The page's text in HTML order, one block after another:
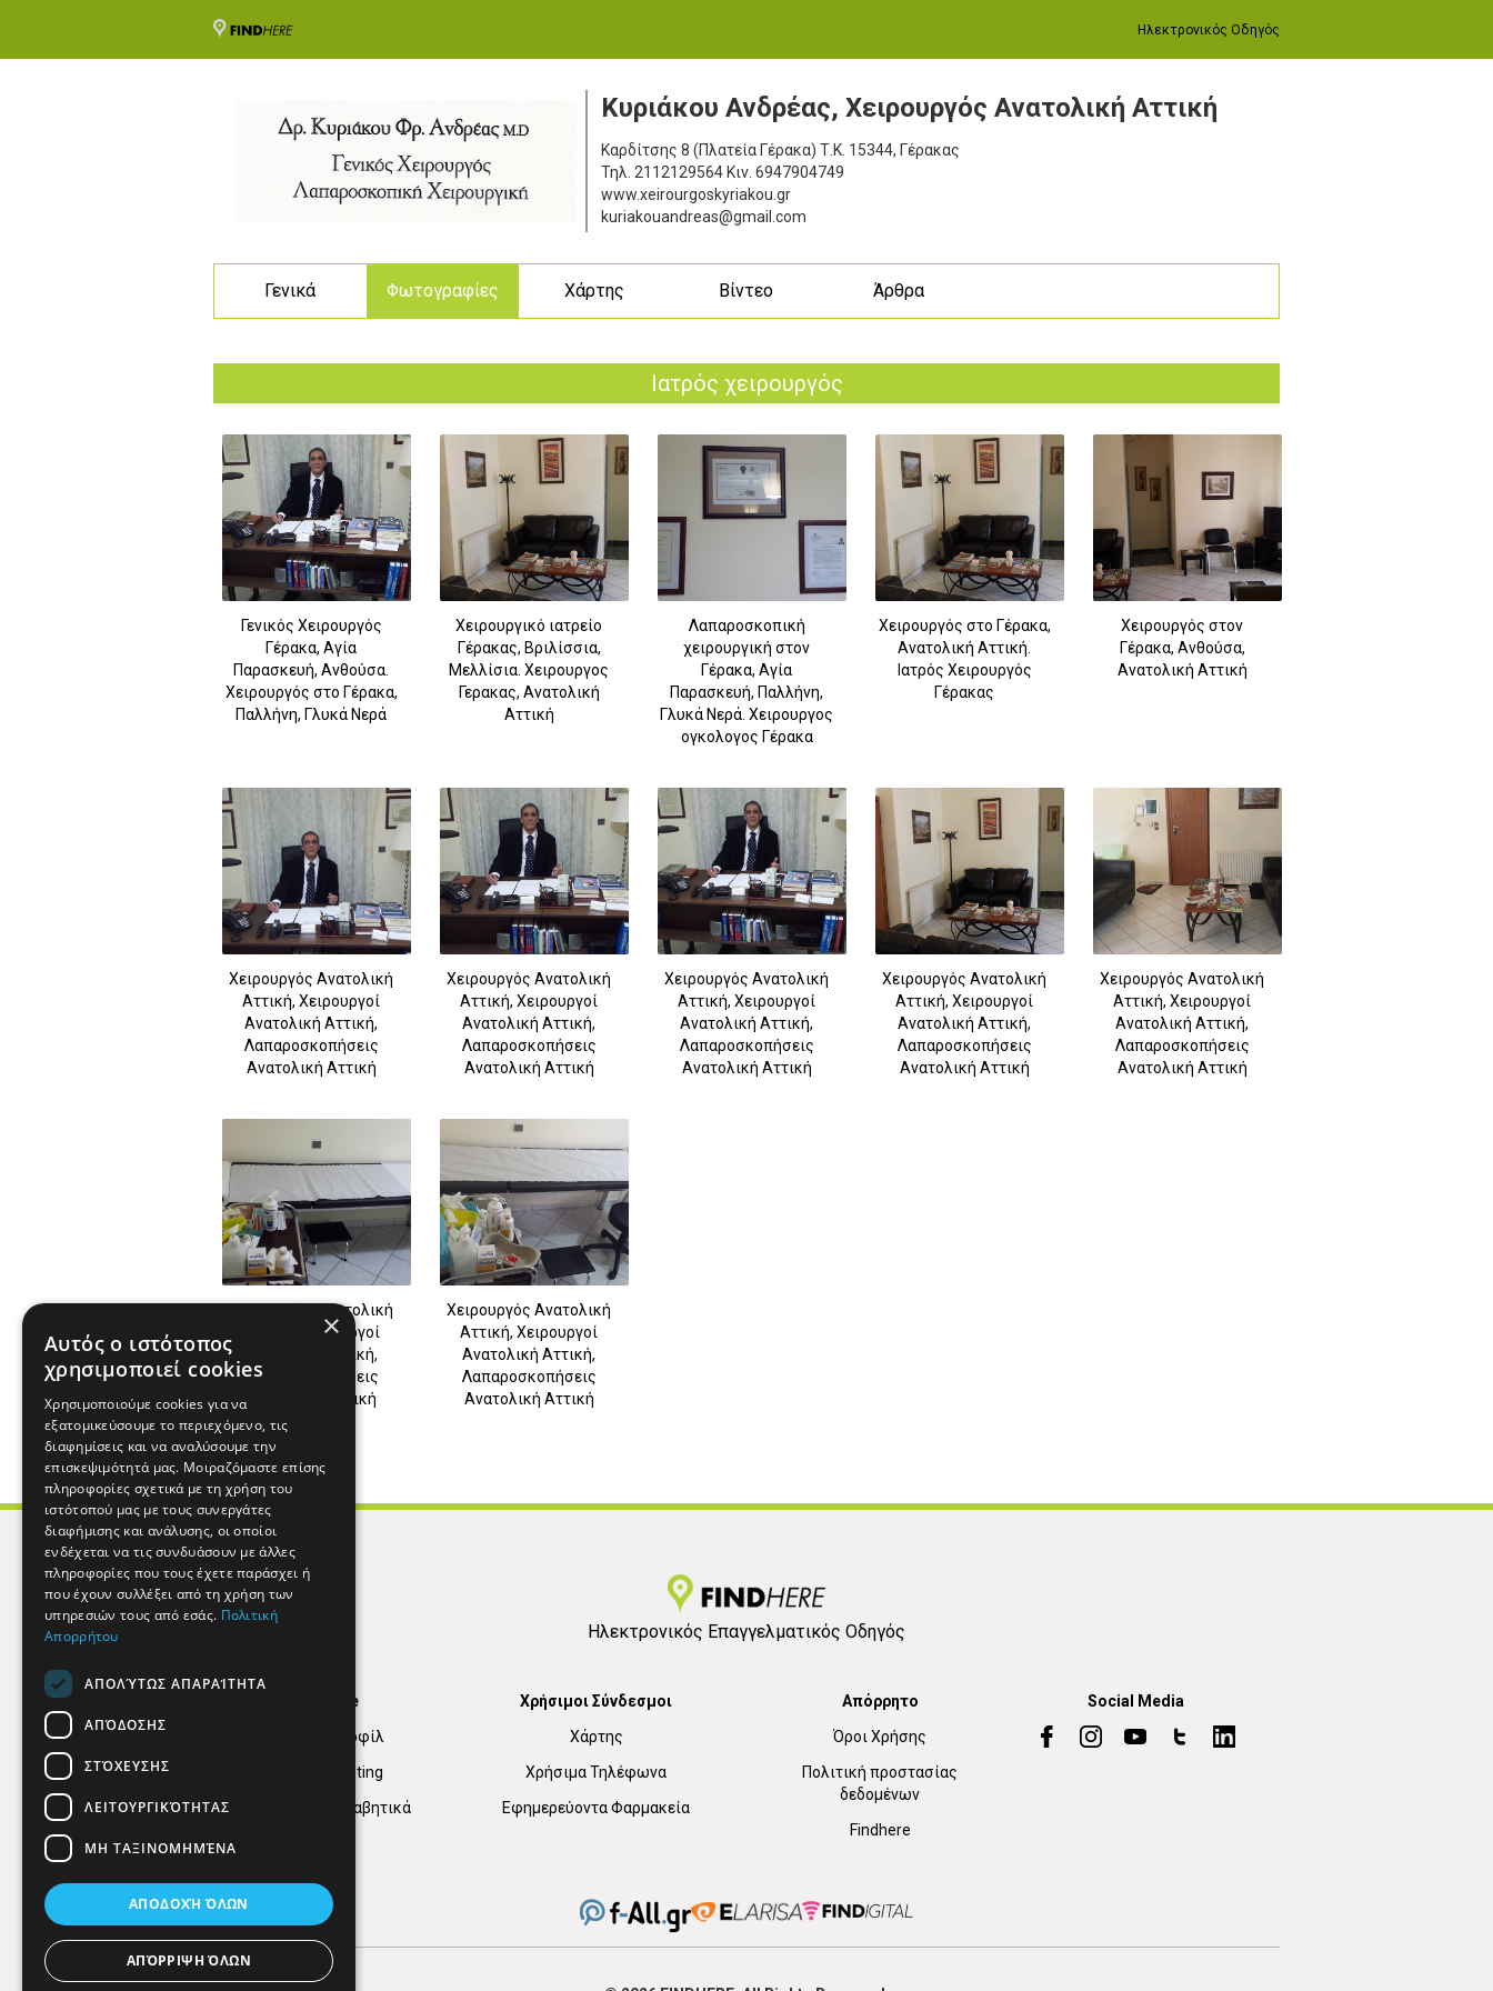
Ηλεκτρονικός Οδηγός
Κυριάκου Ανδρέας, Χειρουργός Ανατολική Αττική
Καρδίτσης 8 (Πλατεία Γέρακα) Τ.Κ. 15344, Γέρακας
Τηλ. 2112129564 Κιν. 6947904749
www.xeirourgoskyriakou.gr
kuriakouandreas@gmail.com
Γενικά Φωτογραφίες Χάρτης Βίντεο Άρθρα
Ιατρός χειρουργός
Γενικός Χειρουργός
Γέρακα, Αγία
Παρασκευή, Ανθούσα.
Χειρουργός στο Γέρακα,
Παλλήνη, Γλυκά Νερά
Χειρουργικό ιατρείο
Γέρακας, Βριλίσσια,
Μελλίσια. Χειρουργος
Γερακας, Ανατολική
Αττική
Λαπαροσκοπική
χειρουργική στον
Γέρακα, Αγία
Παρασκευή, Παλλήνη,
Γλυκά Νερά. Χειρουργος
ογκολογος Γέρακα
Χειρουργός στο Γέρακα,
Ανατολική Αττική.
Ιατρός Χειρουργός
Γέρακας
Χειρουργός στον
Γέρακα, Ανθούσα,
Ανατολική Αττική
Χειρουργός Ανατολική
Αττική, Χειρουργοί
Ανατολική Αττική,
Λαπαροσκοπήσεις
Ανατολική Αττική
Χειρουργός Ανατολική
Αττική, Χειρουργοί
Ανατολική Αττική,
Λαπαροσκοπήσεις
Ανατολική Αττική
Χειρουργός Ανατολική
Αττική, Χειρουργοί
Ανατολική Αττική,
Λαπαροσκοπήσεις
Ανατολική Αττική
Χειρουργός Ανατολική
Αττική, Χειρουργοί
Ανατολική Αττική,
Λαπαροσκοπήσεις
Ανατολική Αττική
Χειρουργός Ανατολική
Αττική, Χειρουργοί
Ανατολική Αττική,
Λαπαροσκοπήσεις
Ανατολική Αττική
Χειρουργός Ανατολική
Αττική, Χειρουργοί
Ανατολική Αττική,
Λαπαροσκοπήσεις
Ανατολική Αττική
Χειρουργός Ανατολική
Αττική, Χειρουργοί
Ανατολική Αττική,
Λαπαροσκοπήσεις
Ανατολική Αττική
12
Ηλεκτρονικός Επαγγελματικός Οδηγός
Find Here
Εταιρικό Προφίλ
Digital marketing
Κατηγορίες Αλφαβητικά
Χρήσιμοι Σύνδεσμοι
Χάρτης
Χρήσιμα Τηλέφωνα
Εφημερεύοντα Φαρμακεία
Απόρρητο
Όροι Χρήσης
Πολιτική προστασίας
δεδομένων
Findhere
Social Media
×
Αυτός ο ιστότοπος
χρησιμοποιεί cookies
Χρησιμοποιούμε cookies για να
εξατομικεύσουμε το περιεχόμενο, τις
διαφημίσεις και να αναλύσουμε την
επισκεψιμότητά μας. Μοιραζόμαστε επίσης
πληροφορίες σχετικά με τη χρήση του
ιστότοπού μας με τους συνεργάτες
διαφήμισης και ανάλυσης, οι οποίοι
ενδέχεται να τις συνδυάσουν με άλλες
πληροφορίες που τους έχετε παράσχει ή
που έχουν συλλέξει από τη χρήση των
υπηρεσιών τους από εσάς. Πολιτική
Απορρήτου
ΑΠΟΛΎΤΩΣ ΑΠΑΡΑΊΤΗΤΑ
ΑΠΌΔΟΣΗΣ
ΣΤΌΧΕΥΣΗΣ
ΛΕΙΤΟΥΡΓΙΚΌΤΗΤΑΣ
ΜΗ ΤΑΞΙΝΟΜΗΜΈΝΑ
ΑΠΟΔΟΧΉ ΌΛΩΝ
ΑΠΌΡΡΙΨΗ ΌΛΩΝ